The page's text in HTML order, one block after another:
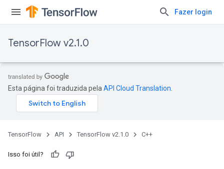
Fazer login
TensorFlow v2.1.0
Esta página foi traduzida pela API Cloud Translation
TensorFlow API TensorFlow v2.1.0 C++
Isso foi útil?